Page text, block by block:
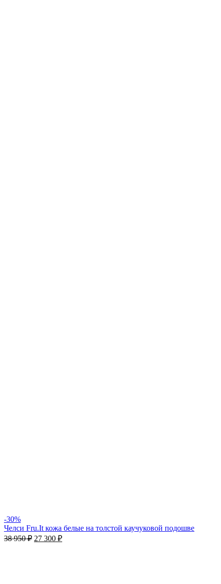
-30%
Челси Fru.It кожа белые на толстой каучуковой подошве
38 950₽ 27 300 ₽